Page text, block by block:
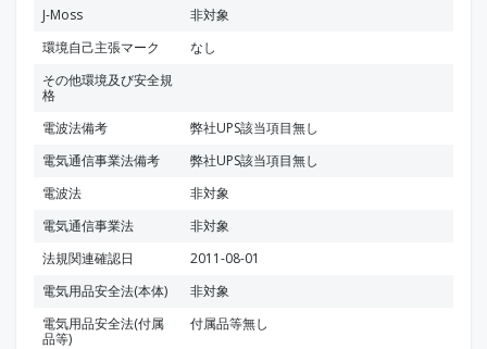
J-Moss
非対象
環境自己主張マーク
なし
その他環境及び安全規
格
電波法備考
弊社UPS該当項目無し
電気通信事業法備考
弊社UPS該当項目無し
電波法
非対象
電気通信事業法
非対象
法規関連確認日
2011-08-01
電気用品安全法(本体)
非対象
電気用品安全法(付属
品等)
付属品等無し